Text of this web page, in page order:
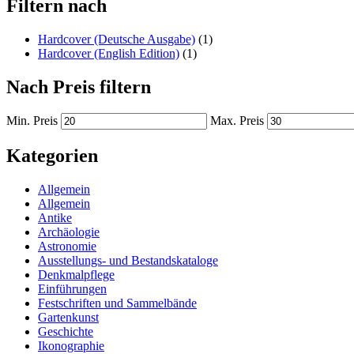
Filtern nach
Hardcover (Deutsche Ausgabe) (1)
Hardcover (English Edition) (1)
Nach Preis filtern
Min. Preis Max. Preis
Kategorien
Allgemein
Allgemein
Antike
Archäologie
Astronomie
Ausstellungs- und Bestandskataloge
Denkmalpflege
Einführungen
Festschriften und Sammelbände
Gartenkunst
Geschichte
Ikonographie